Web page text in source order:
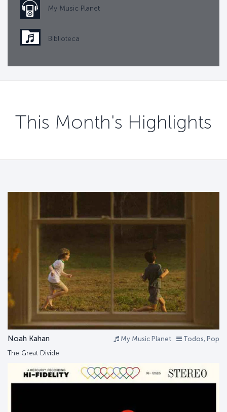
My Music Planet
Biblioteca
This Month's Highlights
My Music Planet Todos, Pop
Noah Kahan
The Great Divide